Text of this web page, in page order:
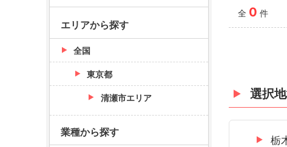
全 0 件
選択
栃
エリアから探す
全国
東京都
清瀬市エリア
業種から探す